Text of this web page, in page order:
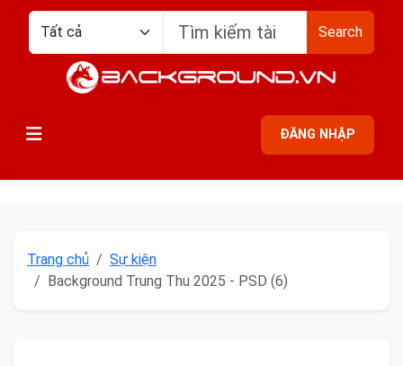
Search
ĐĂNG NHẬP
Trang chủ
Sự kiện
Background Trung Thu 2025 - PSD (6)